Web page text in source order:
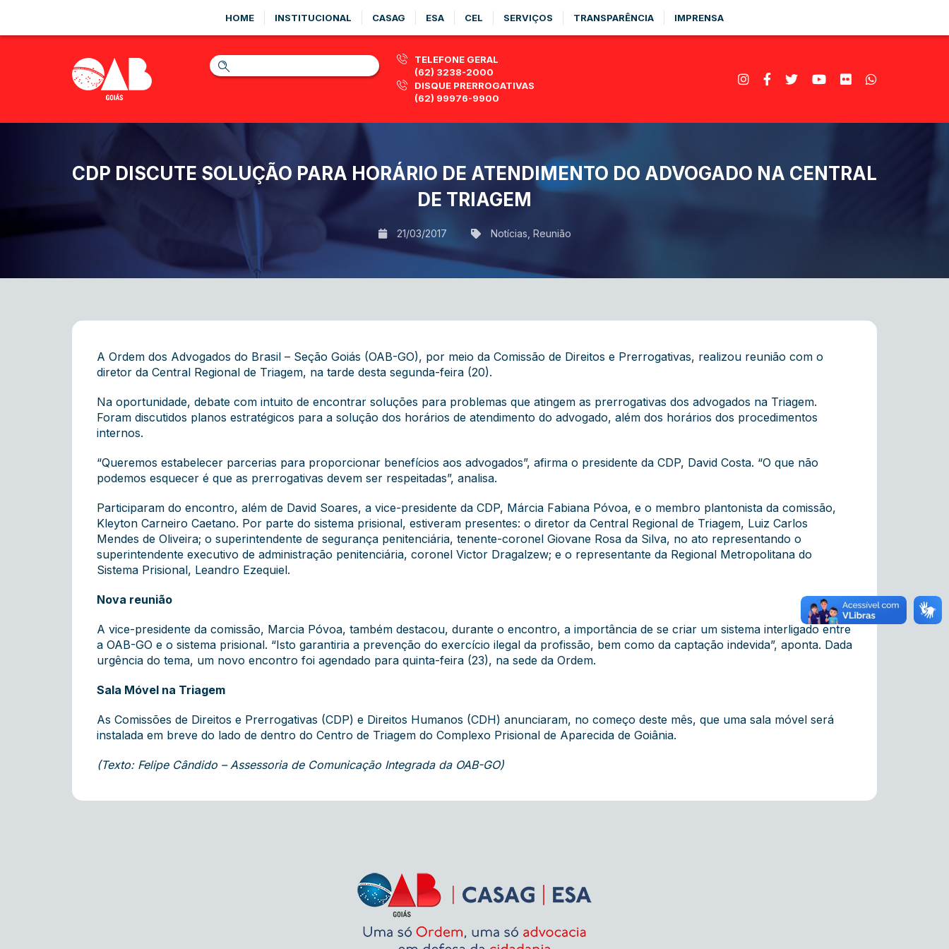
HOME INSTITUCIONAL CASAG ESA CEL SERVIÇOS TRANSPARÊNCIA IMPRENSA
TELEFONE GERAL
(62) 3238-2000
DISQUE PRERROGATIVAS
(62) 99976-9900
CDP DISCUTE SOLUÇÃO PARA HORÁRIO DE ATENDIMENTO DO ADVOGADO NA CENTRAL
DE TRIAGEM
21/03/2017 Notícias Reunião
A Ordem dos Advogados do Brasil – Seção Goiás (OAB-GO), por meio da Comissão de Direitos e Prerrogativas, realizou reunião com o
diretor da Central Regional de Triagem, na tarde desta segunda-feira (20).
Na oportunidade, debate com intuito de encontrar soluções para problemas que atingem as prerrogativas dos advogados na Triagem.
Foram discutidos planos estratégicos para a solução dos horários de atendimento do advogado, além dos horários dos procedimentos
internos.
“Queremos estabelecer parcerias para proporcionar benefícios aos advogados”, afirma o presidente da CDP, David Costa. “O que não
podemos esquecer é que as prerrogativas devem ser respeitadas”, analisa.
Participaram do encontro, além de David Soares, a vice-presidente da CDP, Márcia Fabiana Póvoa, e o membro plantonista da comissão,
Kleyton Carneiro Caetano. Por parte do sistema prisional, estiveram presentes: o diretor da Central Regional de Triagem, Luiz Carlos
Mendes de Oliveira; o superintendente de segurança penitenciária, tenente-coronel Giovane Rosa da Silva, no ato representando o
superintendente executivo de administração penitenciária, coronel Victor Dragalzew ; e o representante da Regional Metropolitana do
Sistema Prisional, Leandro Ezequiel.
Nova reunião
A vice-presidente da comissão, Marcia Póvoa, também destacou, durante o encontro, a importância de se criar um sistema interligado entre
a OAB-GO e o sistema prisional. “Isto garantiria a prevenção do exercício ilegal da profissão, bem como da captação indevida”, aponta. Dada
urgência do tema, um novo encontro foi agendado para quinta-feira (23), na sede da Ordem.
Sala Móvel na Triagem
As Comissões de Direitos e Prerrogativas (CDP) e Direitos Humanos (CDH) anunciaram, no começo deste mês, que uma sala móvel será
instalada em breve do lado de dentro do Centro de Triagem do Complexo Prisional de Aparecida de Goiânia.
(Texto: Felipe Cândido – Assessoria de Comunicação Integrada da OAB-GO)